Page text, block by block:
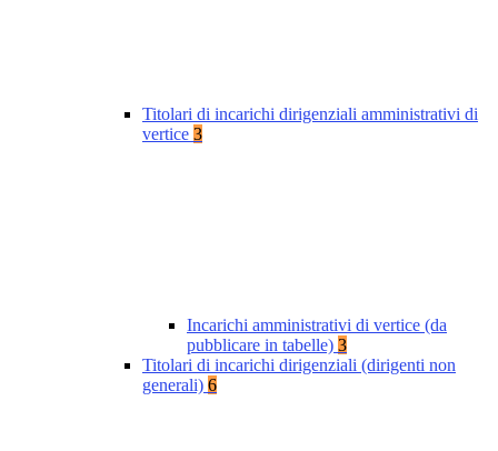
Titolari di incarichi dirigenziali amministrativi di
vertice 3
Incarichi amministrativi di vertice (da
pubblicare in tabelle) 3
Titolari di incarichi dirigenziali (dirigenti non
generali) 6